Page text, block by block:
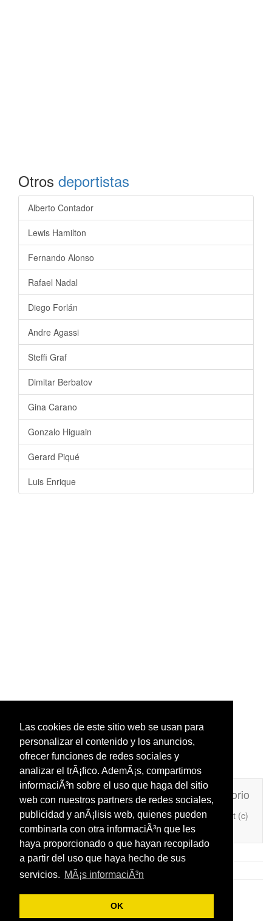
Las cookies de este sitio web se usan para
personalizar el contenido y los anuncios,
ofrecer funciones de redes sociales y
analizar el trÃ¡fico. AdemÃ¡s, compartimos
informaciÃ³n sobre el uso que haga del sitio
web con nuestros partners de redes sociales,
publicidad y anÃ¡lisis web, quienes pueden
combinarla con otra informaciÃ³n que les
haya proporcionado o que hayan recopilado
a partir del uso que haya hecho de sus
servicios. MÃ¡s informaciÃ³n
OK
Otros deportistas
Alberto Contador
Lewis Hamilton
Fernando Alonso
Rafael Nadal
Diego Forlán
Andre Agassi
Steffi Graf
Dimitar Berbatov
Gina Carano
Gonzalo Higuain
Gerard Piqué
Luis Enrique
Unafrasecelebre.com Contacto
Directorio
Añade Una Frase Célebre a tu web
Copyright (c)